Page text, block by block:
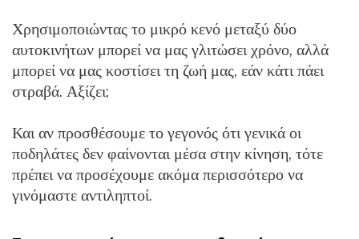
Χρησιμοποιώντας το μικρό κενό μεταξύ δύο
αυτοκινήτων μπορεί να μας γλιτώσει χρόνο, αλλά
μπορεί να μας κοστίσει τη ζωή μας, εάν κάτι πάει
στραβά. Αξίζει;
Και αν προσθέσουμε το γεγονός ότι γενικά οι
ποδηλάτες δεν φαίνονται μέσα στην κίνηση, τότε
πρέπει να προσέχουμε ακόμα περισσότερο να
γινόμαστε αντιληπτοί.